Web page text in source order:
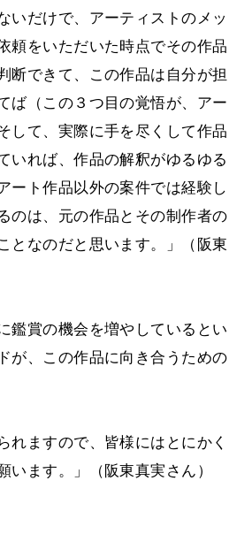
いだけで、アーティストのメッ
頼をいただいた時点でその作品
断できて、この作品は自分が担
ば（この３つ目の覚悟が、アー
して、実際に手を尽くして作品
いれば、作品の解釈がゆるゆる
ート作品以外の案件では経験し
のは、元の作品とその制作者の
となのだと思います。」（阪東
鑑賞の機会を増やしているとい
が、この作品に向き合うための
れますので、皆様にはとにかく
ます。」（阪東真実さん）